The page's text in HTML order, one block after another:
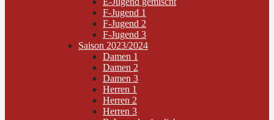
F-Jugend 1
F-Jugend 2
F-Jugend 3
Saison 2023/2024
Damen 1
Damen 2
Damen 3
Herren 1
Herren 2
Herren 3